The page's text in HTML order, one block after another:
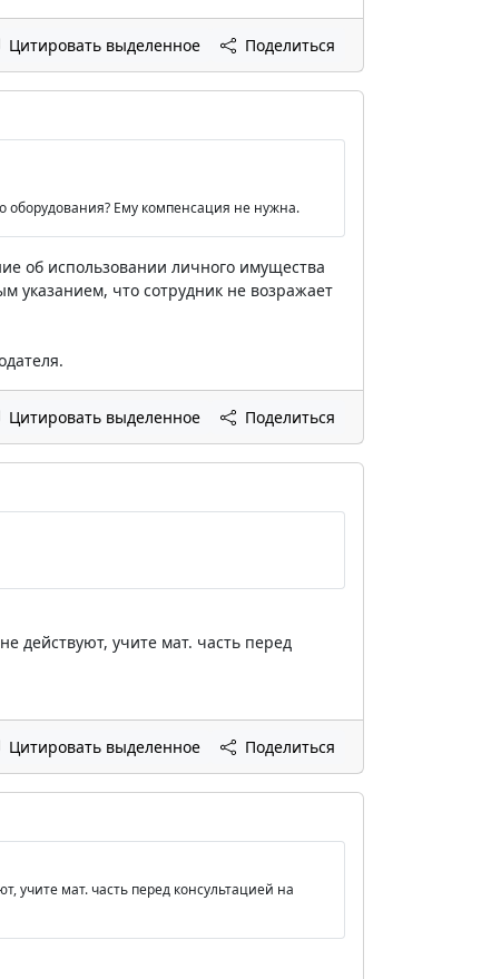
Цитировать выделенное Поделиться
Ему компенсация не нужна.
об использовании личного имущества
что сотрудник не возражает
Цитировать выделенное Поделиться
действуют, учите мат. часть перед
Цитировать выделенное Поделиться
учите мат. часть перед консультацией на